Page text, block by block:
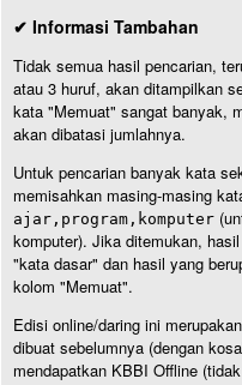
✔ Informasi Tambahan
Tidak semua hasil pencarian,
atau 3 huruf, akan ditampilkan
kata "Memuat" sangat banyak,
akan dibatasi jumlahnya.
Untuk pencarian banyak kata
memisahkan masing-masing
ajar,program,komputer
komputer). Jika ditemukan,
"kata dasar" dan hasil yang
kolom "Memuat".
Edisi online/daring ini
dibuat sebelumnya (dengan
mendapatkan KBBI Offline